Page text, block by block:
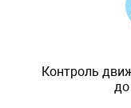
Контроль